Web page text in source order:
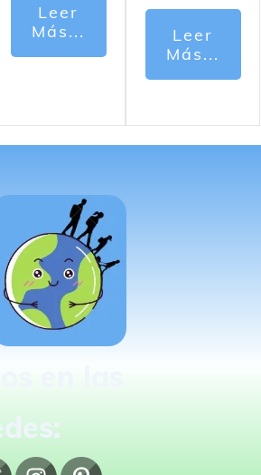
Leer
Más...
Leer
Más...